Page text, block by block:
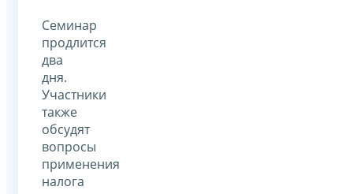
Семинар
продлится
два
дня.
Участники
также
обсудят
вопросы
применения
налога